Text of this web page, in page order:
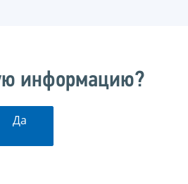
информацию?
Да